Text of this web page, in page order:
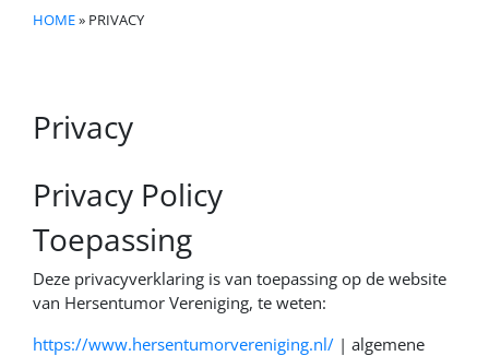
HOME» PRIVACY
Privacy
Privacy Policy
Toepassing
Deze privacyverklaring is van toepassing op de website
van Hersentumor Vereniging, te weten:
https://www.hersentumorvereniging.nl/ | algemene